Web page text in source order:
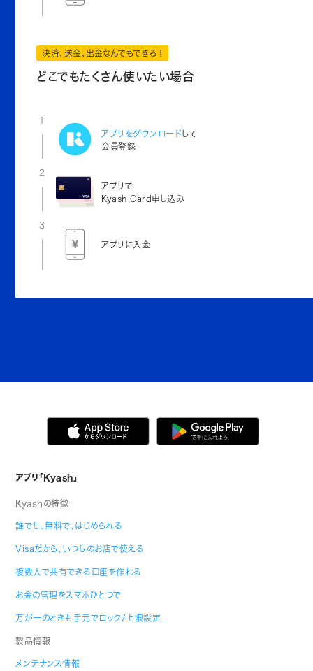
決済、送金、出金なんでもできる！
どこでもたくさん使いたい場合
1
アプリをダウンロードして
会員登録
2
アプリで
Kyash Card申し込み
3
アプリに入金
アプリ「Kyash」
Kyashの特徴
誰でも、無料で、はじめられる
Visaだから、いつものお店で使える
複数人で共有できる口座を作れる
お金の管理をスマホひとつで
万が一のときも手元でロック/上限設定
製品情報
メンテナンス情報